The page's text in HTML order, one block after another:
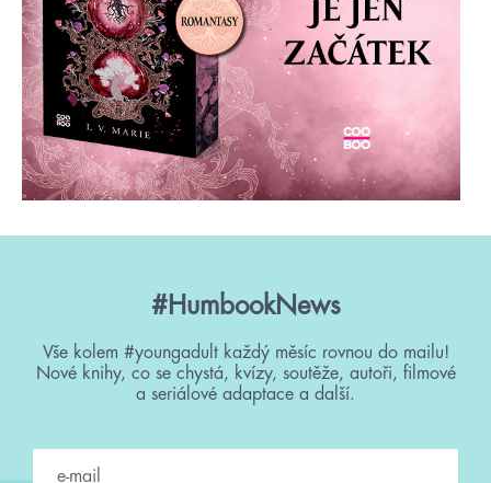
#HumbookNews
Vše kolem #youngadult každý měsíc rovnou do mailu!
Nové knihy, co se chystá, kvízy, soutěže, autoři, filmové
a seriálové adaptace a další.